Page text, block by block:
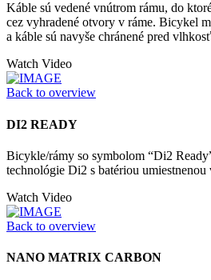
Káble sú vedené vnútrom rámu, do
cez vyhradené otvory v ráme. Bicykel
a káble sú navyše chránené pred
Watch Video
Back to overview
DI2 READY
Bicykle/rámy so symbolom “Di2
technológie Di2 s batériou umiestnenou
Watch Video
Back to overview
NANO MATRIX CARBON